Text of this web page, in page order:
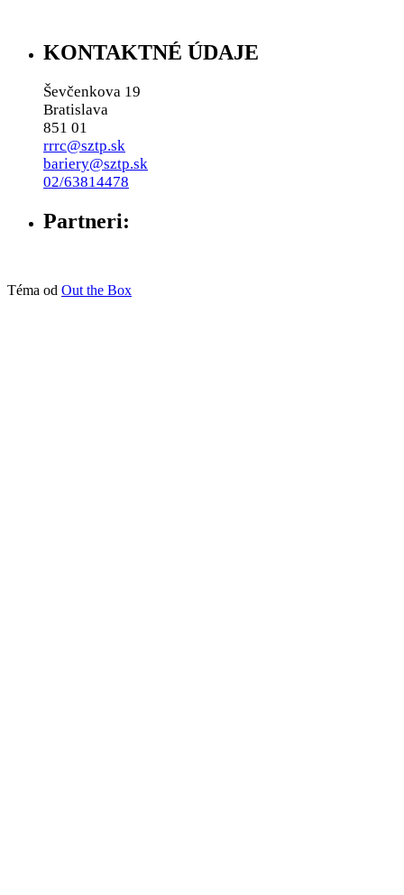
KONTAKTNÉ ÚDAJE
Ševčenkova 19
Bratislava
851 01
rrrc@sztp.sk
bariery@sztp.sk
02/63814478
Partneri:
Téma od Out the Box